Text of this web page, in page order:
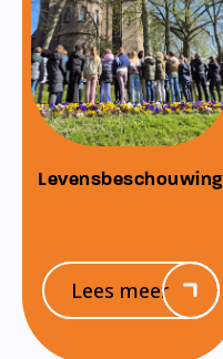
Levensbeschouwing
Lees meer